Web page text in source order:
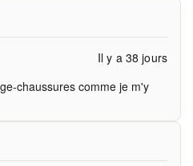
Il y a 38 jours
chaussures comme je m'y